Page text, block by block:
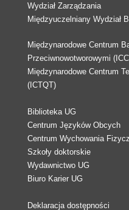
Wydział Zarządzania
Międzyuczelniany Wydział
Międzynarodowe Centrum
Przeciwnowotworowymi
Międzynarodowe Centrum
(ICTQT)
Biblioteka UG
Centrum Języków Obcych
Centrum Wychowania
Szkoły doktorskie
Wydawnictwo UG
Biuro Karier UG
Deklaracja dostępności